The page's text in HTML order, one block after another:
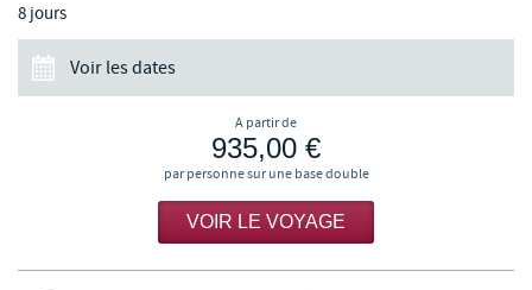
8 jours
Voir les dates
A partir de
935,00 €
par personne sur une base double
VOIR LE VOYAGE